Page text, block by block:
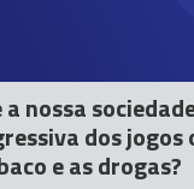
nossa
dos jogos
e as drogas?